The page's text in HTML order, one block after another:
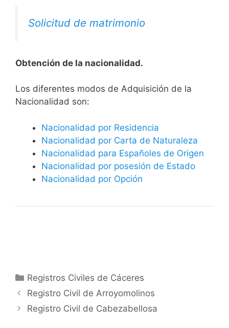
Solicitud de matrimonio
Obtención de la nacionalidad.
​​​Los diferentes modos de Adquisición de la
Nacionalidad son:
Nacionalidad por Residencia
Nacionalidad por Carta de Naturaleza
Nacionalidad para Españoles de Origen
Nacionalidad por posesión de Estado
Nacionalidad por Opción
Categorías
Registros Civiles de Cáceres
Registro Civil de Arroyomolinos
Registro Civil de Cabezabellosa